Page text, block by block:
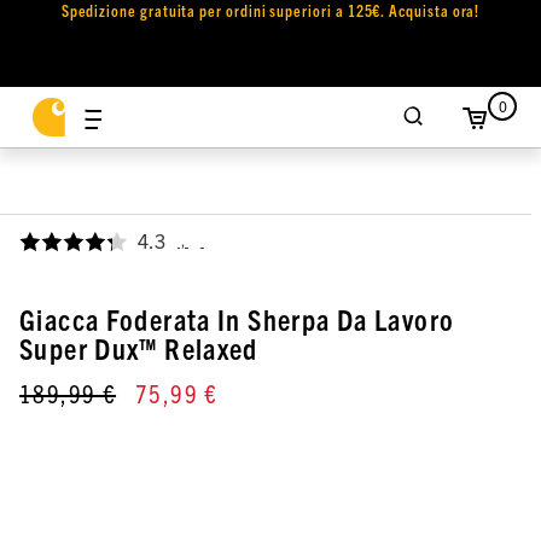
Spedizione gratuita per ordini superiori a 125€. Acquista ora!
0
4.3 ,
Giacca Foderata In Sherpa Da Lavoro
Super Dux™ Relaxed
189,99 € 75,99 €